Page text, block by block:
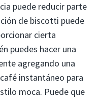
puede reducir parte
de biscotti puede
cierta
puedes hacer una
agregando una
instantáneo para
moca. Puede que